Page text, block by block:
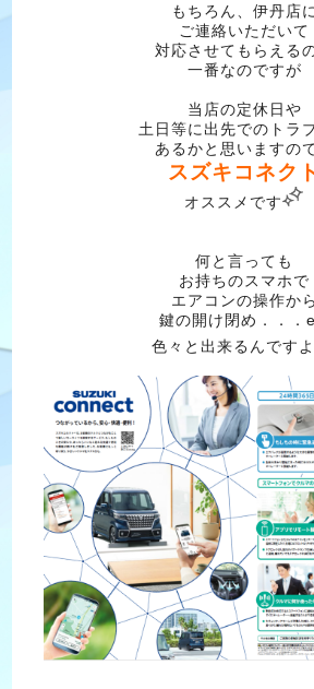
もちろん、伊丹店に
ご連絡いただいて
対応させてもらえる
一番なのですが
当店の定休日や
土日等に出先でのトラ
あるかと思いますので
スズキコネク
オススメです
何と言っても
お持ちのスマホで
エアコンの操作から
鍵の開け閉め．．．
色々と出来るんですよ